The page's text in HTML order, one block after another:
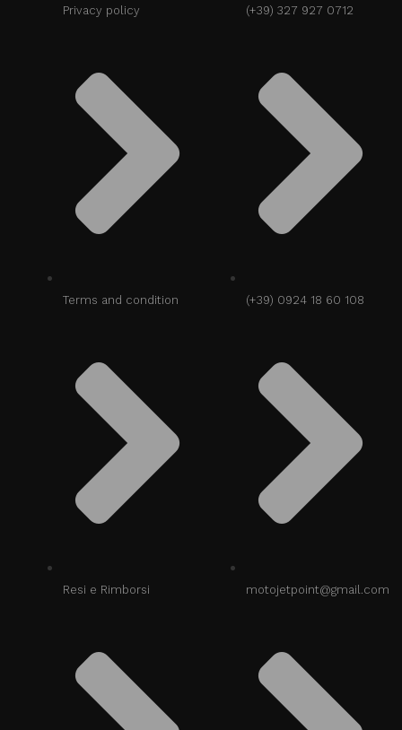
Privacy policy
Terms and condition
Resi e Rimborsi
(+39) 327 927 0712
(+39) 0924 18 60 108
motojetpoint@gmail.com